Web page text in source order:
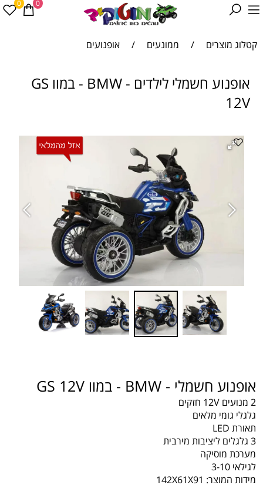
0 0
קטלוג מוצרים / ממונעים / אופנועים
אופנוע חשמלי לילדים - BMW - במוו GS
12V
אופנוע חשמלי - BMW - במוו GS 12V
2 מנועים 12V חזקים
גלגלי גומי מלאים
תאורת LED
3 גלגלים ליציבות מירבית
מערכת מוסיקה
לגילאי 3-10
מידות המוצר: 142X61X91